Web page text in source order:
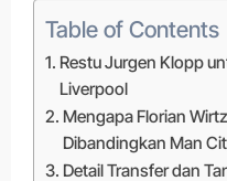
Table of Contents
Restu Jurgen Klopp
Liverpool
Mengapa Florian
Dibandingkan Man
Detail Transfer dan